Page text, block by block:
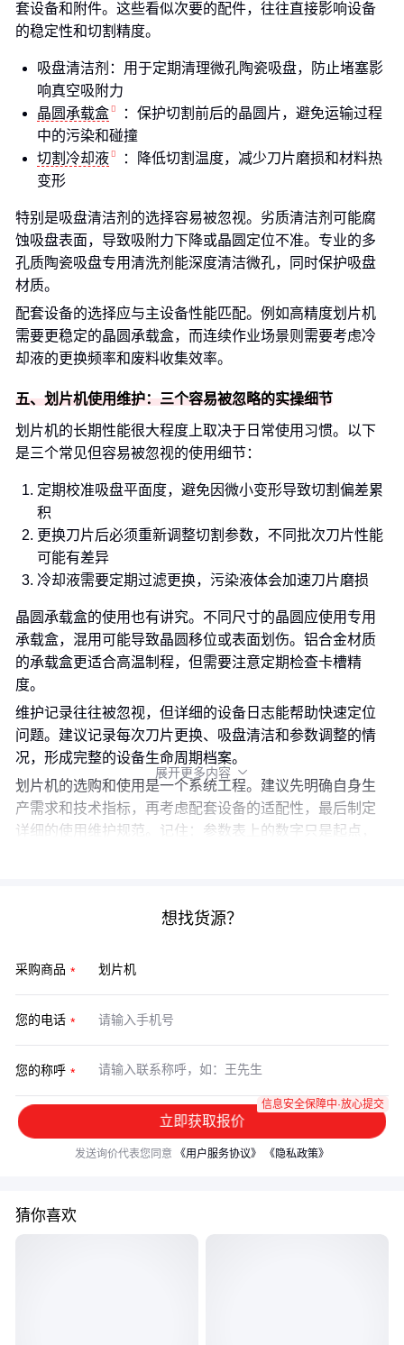
套设备和附件。这些看似次要的配件，往往直接影响设备
的稳定性和切割精度。
吸盘清洁剂：用于定期清理微孔陶瓷吸盘，防止堵塞影
响真空吸附力
晶圆承载盒
：保护切割前后的晶圆片，避免运输过程
中的污染和碰撞
切割冷却液
：降低切割温度，减少刀片磨损和材料热
变形
特别是吸盘清洁剂的选择容易被忽视。劣质清洁剂可能腐
蚀吸盘表面，导致吸附力下降或晶圆定位不准。专业的多
孔质陶瓷吸盘专用清洗剂能深度清洁微孔，同时保护吸盘
材质。
配套设备的选择应与主设备性能匹配。例如高精度划片机
需要更稳定的晶圆承载盒，而连续作业场景则需要考虑冷
却液的更换频率和废料收集效率。
五、划片机使用维护：三个容易被忽略的实操细节
划片机的长期性能很大程度上取决于日常使用习惯。以下
是三个常见但容易被忽视的使用细节：
定期校准吸盘平面度，避免因微小变形导致切割偏差累
积
更换刀片后必须重新调整切割参数，不同批次刀片性能
可能有差异
冷却液需要定期过滤更换，污染液体会加速刀片磨损
晶圆承载盒的使用也有讲究。不同尺寸的晶圆应使用专用
承载盒，混用可能导致晶圆移位或表面划伤。铝合金材质
的承载盒更适合高温制程，但需要注意定期检查卡槽精
度。
维护记录往往被忽视，但详细的设备日志能帮助快速定位
问题。建议记录每次刀片更换、吸盘清洁和参数调整的情
况，形成完整的设备生命周期档案。
划片机的选购和使用是一个系统工程。建议先明确自身生
产需求和技术指标，再考虑配套设备的适配性，最后制定
详细的使用维护规范。记住：参数表上的数字只是起点，
展开更多内容 
想找货源？
采购商品
您的电话
您的称呼
立即获取报价
信息安全保障中·放心提交
发送询价代表您同意 《用户服务协议》 《隐私政策》
猜你喜欢